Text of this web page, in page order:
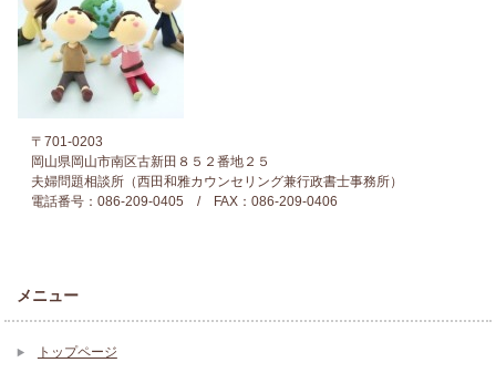
〒701-0203
岡山県岡山市南区古新田８５２番地２５
夫婦問題相談所（西田和雅カウンセリング兼行政書士事務所）
電話番号：086-209-0405 / FAX：086-209-0406
メニュー
トップページ